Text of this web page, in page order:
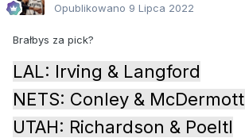
Opublikowano 9 Lipca 2022
Brałbys za pick?
LAL: Irving & Langford
NETS: Conley & McDermott
UTAH: Richardson & Poeltl